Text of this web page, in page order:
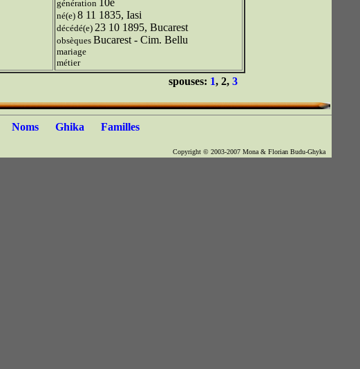
génération
né(e) 8 11 1835, Iasi
décédé(e) 23 10 1895, Bucarest
obsèques Bucarest - Cim. Bellu
mariage
métier
spouses: 1, 2, 3
Noms Ghika Familles
Copyright © 2003-2007 Mona & Florian Budu-Ghyka